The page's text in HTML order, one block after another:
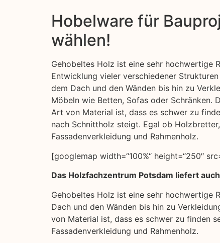
Hobelware für
wählen!
Gehobeltes Holz ist eine sehr hochwertige
Entwicklung vieler verschiedener
dem Dach und den Wänden bis hin zu
Möbeln wie Betten, Sofas oder Schränken.
Art von Material ist, dass es schwer zu
nach Schnittholz steigt. Egal ob
Fassadenverkleidung und Rahmenholz.
[googlemap width=“100%“ height=“250″
Das Holzfachzentrum Potsdam liefert
Gehobeltes Holz ist eine sehr hochwertige
Dach und den Wänden bis hin zu
von Material ist, dass es schwer zu finden
Fassadenverkleidung und Rahmenholz.